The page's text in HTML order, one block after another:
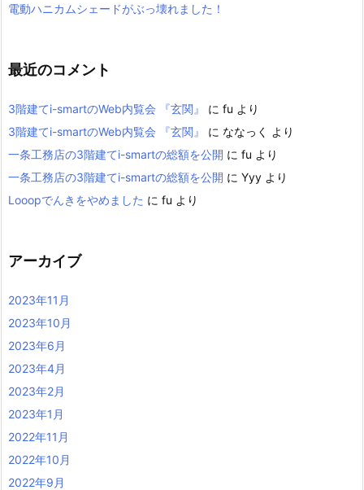
電動ハニカムシェードがぶっ壊れました！
最近のコメント
3階建てi-smartのWeb内覧会 『玄関』 に fu より
3階建てi-smartのWeb内覧会 『玄関』
に ななっく
より
一条工務店の3階建てi-smartの総額を公開 に fu より
一条工務店の3階建てi-smartの総額を公開 に Yyy より
Looopでんきをやめました に fu より
アーカイブ
2023年11月
2023年10月
2023年6月
2023年4月
2023年2月
2023年1月
2022年11月
2022年10月
2022年9月